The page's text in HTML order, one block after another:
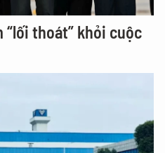
“lối thoát” khỏi cuộc